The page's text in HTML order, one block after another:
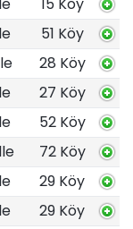
51 Köy
28 Köy
27 Köy
52 Köy
72 Köy
29 Köy
29 Köy